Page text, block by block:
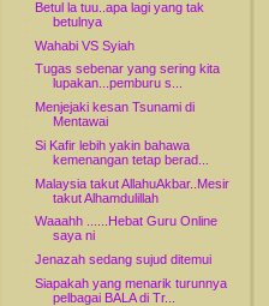
Betul la tuu..apa lagi yang tak
betulnya
Wahabi VS Syiah
Tugas sebenar yang sering kita
lupakan...pemburu s...
Menjejaki kesan Tsunami di
Mentawai
Si Kafir lebih yakin bahawa
kemenangan tetap berad...
Malaysia takut AllahuAkbar..Mesir
takut Alhamdulillah
Waaahh ......Hebat Guru Online
saya ni
Jenazah sedang sujud ditemui
Siapakah yang menarik turunnya
pelbagai BALA di Tr...